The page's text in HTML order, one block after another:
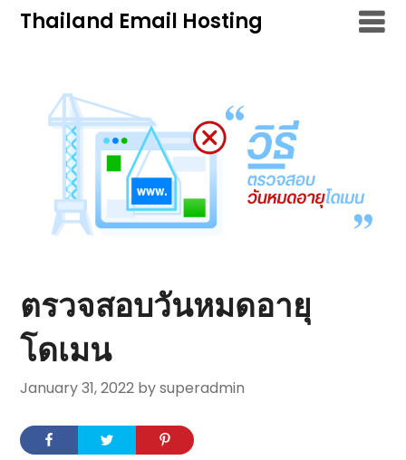
SkipThailand Email Hosting
ตรวจสอบวันหมดอายุ
โดเมน
January 31, 2022 by superadmin